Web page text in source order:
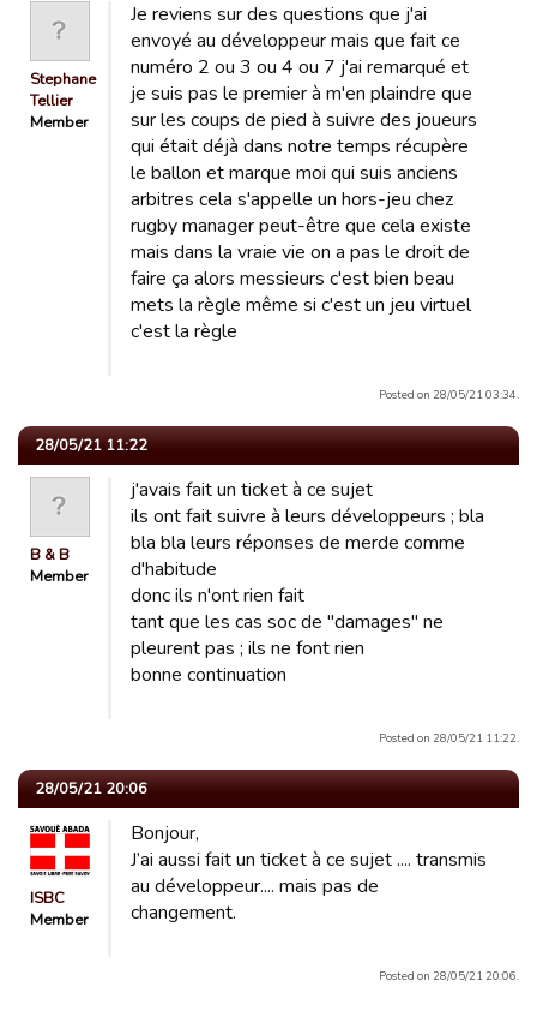
Stephane
Tellier
Member
Je reviens sur des questions que j'ai
envoyé au développeur mais que fait ce
numéro 2 ou 3 ou 4 ou 7 j'ai remarqué et
je suis pas le premier à m'en plaindre que
sur les coups de pied à suivre des joueurs
qui était déjà dans notre temps récupère
le ballon et marque moi qui suis anciens
arbitres cela s'appelle un hors-jeu chez
rugby manager peut-être que cela existe
mais dans la vraie vie on a pas le droit de
faire ça alors messieurs c'est bien beau
mets la règle même si c'est un jeu virtuel
c'est la règle
Posted on 28/05/21 03:34.
28/05/21 11:22
B & B
Member
j'avais fait un ticket à ce sujet
ils ont fait suivre à leurs développeurs ; bla
bla bla leurs réponses de merde comme
d'habitude
donc ils n'ont rien fait
tant que les cas soc de "damages" ne
pleurent pas ; ils ne font rien
bonne continuation
Posted on 28/05/21 11:22.
28/05/21 20:06
ISBC
Member
Bonjour,
J’ai aussi fait un ticket à ce sujet .... transmis
au développeur.... mais pas de
changement.
Posted on 28/05/21 20:06.